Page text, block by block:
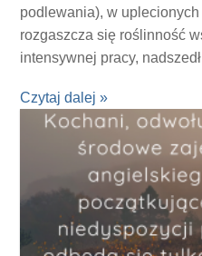
podlewania), w
rozgaszcza się roślinność
intensywnej pracy,
Czytaj dalej »